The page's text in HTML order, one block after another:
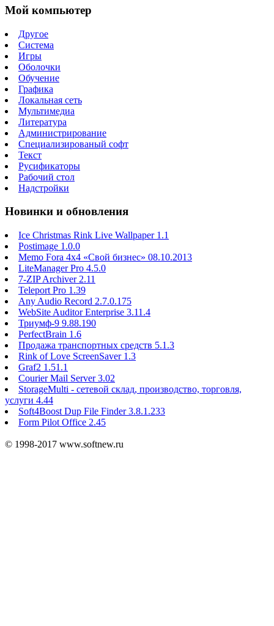
Мой компьютер
Другое
Система
Игры
Оболочки
Обучение
Графика
Локальная сеть
Мультимедиа
Литература
Администрирование
Специализированый софт
Текст
Русификаторы
Рабочий стол
Надстройки
Новинки и обновления
Ice Christmas Rink Live Wallpaper 1.1
Postimage 1.0.0
Memo Fora 4x4 «Свой бизнес» 08.10.2013
LiteManager Pro 4.5.0
7-ZIP Archiver 2.11
Teleport Pro 1.39
Any Audio Record 2.7.0.175
WebSite Auditor Enterprise 3.11.4
Триумф-9 9.88.190
PerfectBrain 1.6
Продажа транспортных средств 5.1.3
Rink of Love ScreenSaver 1.3
Graf2 1.51.1
Courier Mail Server 3.02
StorageMulti - сетевой склад, производство, торговля,
услуги 4.44
Soft4Boost Dup File Finder 3.8.1.233
Form Pilot Office 2.45
© 1998-2017 www.softnew.ru